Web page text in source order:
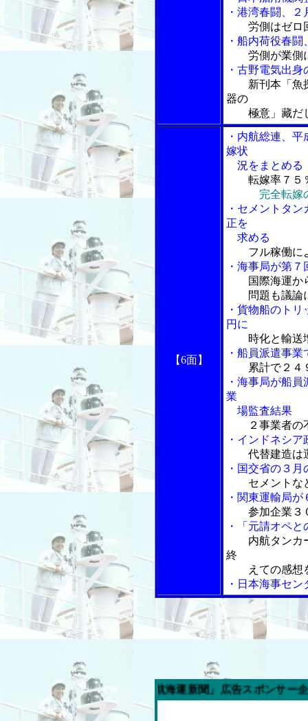
・港湾春闘、
労側はゼロ
・船内荷役春
労側が業側
・古野電気出
新刊本「魚
器の
極意」藏だし
【6面】
・内航総連、
嫁状
況をまとめる
転嫁率７５
完全転嫁
・セメントタ
正を
求める
フル稼働に
・海事局が第
国際海運か
問題も議論
・貨物船のト
円に
時化と輸送
・船員派遣事
累計で２４
・海事局が船
業
場監査結果
２事業者の
・インドネシ
代替建造は
・国交省の３
セメントな
・関東運輸局
参加企業３
・「元請オペ
内航タンカ
終
えての感想
・日本海事セ
週の「内航海運新聞」広告スポンサー企業